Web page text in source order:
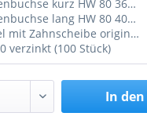
Bremswellenbuchse kurz HW 80 36x42x36
Bremswellenbuchse lang HW 80 40x46x60
Bremshebel mit Zahnscheibe original HW 80 / HW 60 014.001.240
verzinkt (100 Stück)
In den